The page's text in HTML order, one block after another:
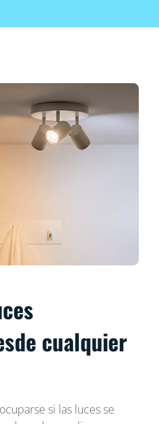
cualquier
si las luces se